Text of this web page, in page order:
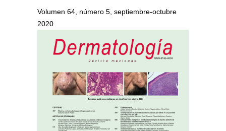
Volumen 64, número 5, septiembre-octubre
2020